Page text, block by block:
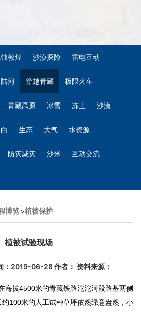
敦煌 沙漠探险 雷电互动
河 穿越青藏 极限火车
青藏高原 冰雪 冻土 沙漠
生态 大气 水资源
防灾减灾 沙米 互动交流
博览>植被保护
植被试验现场
：2019-06-28 作者： 资料来源：
海拔4500米的青藏铁路沱沱河段路基两侧
100米的人工试种草坪依然绿意盎然，小